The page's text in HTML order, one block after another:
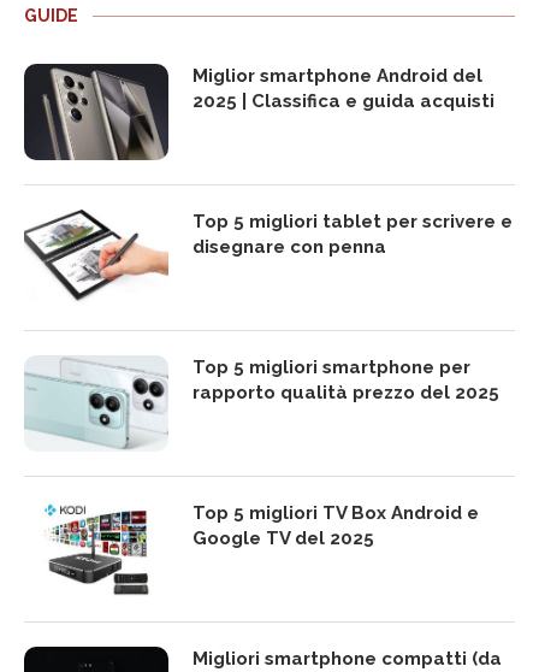
GUIDE
Miglior smartphone Android del
2025 | Classifica e guida acquisti
Top 5 migliori tablet per scrivere e
disegnare con penna
Top 5 migliori smartphone per
rapporto qualità prezzo del 2025
Top 5 migliori TV Box Android e
Google TV del 2025
Migliori smartphone compatti (da